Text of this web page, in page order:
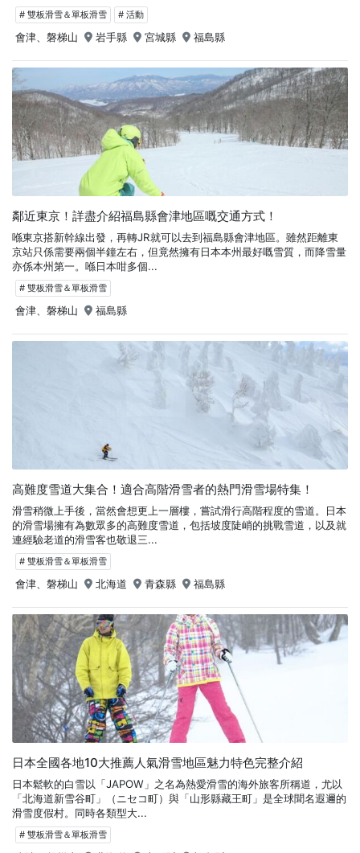
# 雙板滑雪＆單板滑雪 # 活動
會津、磐梯山 岩手縣 宮城縣 福島縣
鄰近東京！詳盡介紹福島縣會津地區嘅交通方式！
喺東京搭新幹線出發，再轉JR就可以去到福島縣會津地區。雖然距離東
京站只係需要兩個半鐘左右，但竟然擁有日本本州最好嘅雪質，而降雪量
亦係本州第一。喺日本咁多個...
# 雙板滑雪＆單板滑雪
會津、磐梯山 福島縣
高難度雪道大集合！適合高階滑雪者的熱門滑雪場特集！
滑雪稍微上手後，當然會想更上一層樓，嘗試滑行高階程度的雪道。日本
的滑雪場擁有為數眾多的高難度雪道，包括坡度陡峭的挑戰雪道，以及就
連經驗老道的滑雪客也敬退三...
# 雙板滑雪＆單板滑雪
會津、磐梯山 北海道 青森縣 福島縣
日本全國各地10大推薦人氣滑雪地區魅力特色完整介紹
日本鬆軟的白雪以「JAPOW」之名為熱愛滑雪的海外旅客所稱道，尤以
「北海道新雪谷町」（ニセコ町）與「山形縣藏王町」是全球聞名遐邇的
滑雪度假村。同時各類型大...
# 雙板滑雪＆單板滑雪